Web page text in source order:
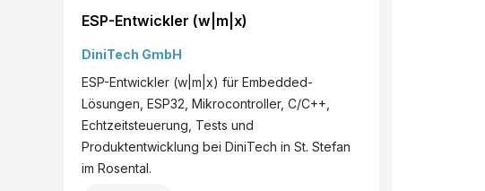
ESP-Entwickler (w|m|x)
DiniTech GmbH
ESP-Entwickler (w|m|x) für Embedded-
Lösungen, ESP32, Mikrocontroller, C/C++,
Echtzeitsteuerung, Tests und
Produktentwicklung bei DiniTech in St. Stefan
im Rosental.